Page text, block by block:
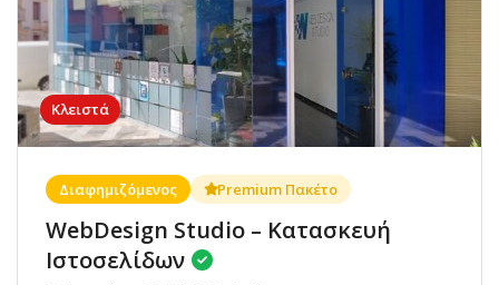
Κλειστά
Διαφημιζόμενος Premium Πακέτο
WebDesign Studio – Κατασκευή
Ιστοσελίδων